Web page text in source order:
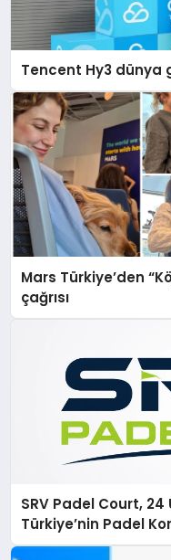
Tencent Hy3 dünya
Mars Türkiye’den
çağrısı
SRV Padel Court,
Türkiye’nin Padel